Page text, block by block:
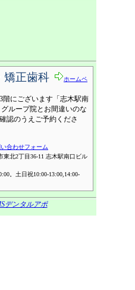
矯正歯科
ホームペ
階にございます「志木駅南
ループ院とお間違いのな
認のうえご予約くださ
合わせフォーム
東北2丁目36-11 志木駅南口ビル
。土日祝10:00-13:00,14:00-
デンタルアポ